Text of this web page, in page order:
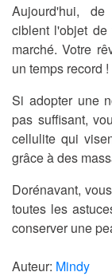
Aujourd'hui,
ciblent l'objet de
marché. Votre
un temps record !
Si adopter une
pas suffisant,
cellulite qui
grâce à des
Dorénavant,
toutes les
conserver une
Auteur: Mindy